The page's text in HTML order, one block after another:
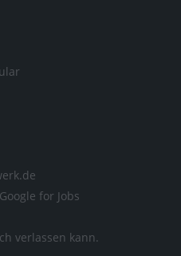
for Jobs
verlassen kann.